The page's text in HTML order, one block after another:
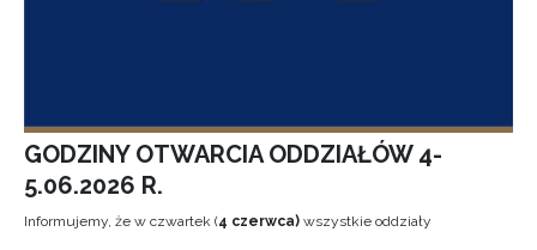
GODZINY OTWARCIA ODDZIAŁÓW 4-
5.06.2026 R.
Informujemy, że w czwartek (4 czerwca) wszystkie oddziały